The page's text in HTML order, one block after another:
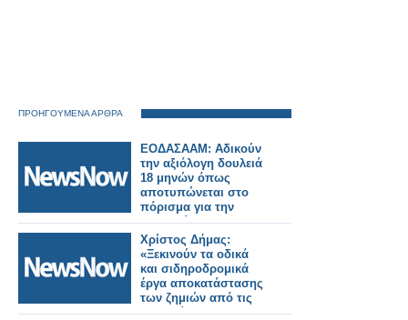
ΠΡΟΗΓΟΥΜΕΝΑ ΑΡΘΡΑ
ΕΟΔΑΣΑΑΜ: Αδικούν
την αξιόλογη δουλειά
18 μηνών όπως
αποτυπώνεται στο
πόρισμα για την
τραγωδία των
Τεμπών
Χρίστος Δήμας:
«Ξεκινούν τα οδικά
και σιδηροδρομικά
έργα αποκατάστασης
των ζημιών από τις
θεομηνίες»